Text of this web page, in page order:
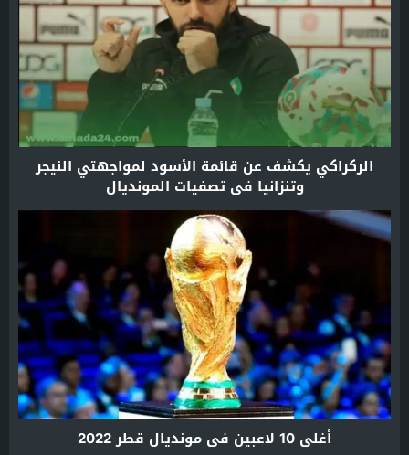
الركراكي يكشف عن قائمة الأسود لمواجهتي النيجر
وتنزانيا في تصفيات المونديال
أغلى 10 لاعبين في مونديال قطر 2022